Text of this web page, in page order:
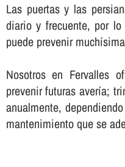
Las puertas y las
diario y frecuente, por
puede prevenir
Nosotros en Fervalles
prevenir futuras averí­a;
anualmente,
mantenimiento que se